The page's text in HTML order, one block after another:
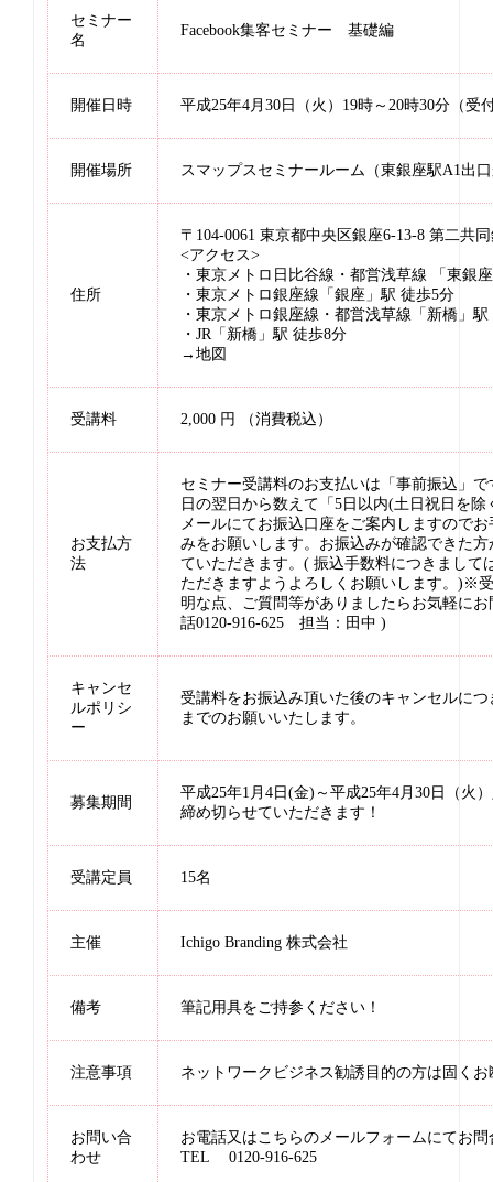
セミナー
名
Facebook集客セミナー 基礎編
開催日時 平成25年4月30日（火）19時～20時30分（受
開催場所 スマップスセミナールーム（東銀座駅A1出
住所
〒104-0061 東京都中央区銀座6-13-8 第二共
<アクセス>
・東京メトロ日比谷線・都営浅草線 「東銀
・東京メトロ銀座線「銀座」駅 徒歩5分
・東京メトロ銀座線・都営浅草線「新橋」駅
・JR「新橋」駅 徒歩8分
→ 地図
受講料 2,000 円 （消費税込）
お支払方
法
セミナー受講料のお支払いは「事前振込」
日の翌日から数えて「5日以内(土日祝日を
メールにてお振込口座をご案内しますので
みをお願いします。お振込みが確認できた
ていただきます。( 振込手数料につきまして
ただきますようよろしくお願いします。)※
明な点、ご質問等がありましたらお気軽に
話0120-916-625 担当：田中 )
キャンセ
ルポリシ
ー
受講料をお振込み頂いた後のキャンセルに
までのお願いいたします。
募集期間
平成25年1月4日(金)～平成25年4月30日（火
締め切らせていただきます！
受講定員 15名
主催 Ichigo Branding 株式会社
備考 筆記用具をご持参ください！
注意事項 ネットワークビジネス勧誘目的の方は固く
お問い合
わせ
お電話又はこちらのメールフォームにてお問
TEL 0120-916-625